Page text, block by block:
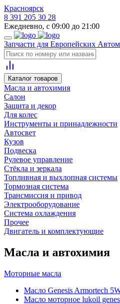
Красноярск
8 391 205 30 28
Ежедневно, с 09:00 до 21:00
Запчасти для Европейских
Каталог товаров
Масла и автохимия
Салон
Защита и декор
Для колес
Инструменты и принадлежности
Автосвет
Кузов
Подвеска
Рулевое управление
Стёкла и зеркала
Топливная и выхлопная системы
Тормозная система
Трансмиссия и привод
Электрооборудование
Система охлаждения
Прочее
Двигатель и комплектующие
Масла и автохимия
Моторные масла
Масло Genesis Armortech
Масло моторное lukoil